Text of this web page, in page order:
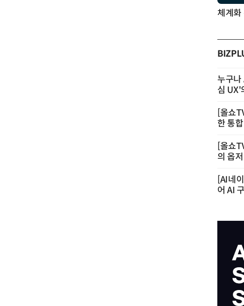
누구
심 UX'
[올쇼
한 통
[올쇼
의 옵
[AI네
어 AI